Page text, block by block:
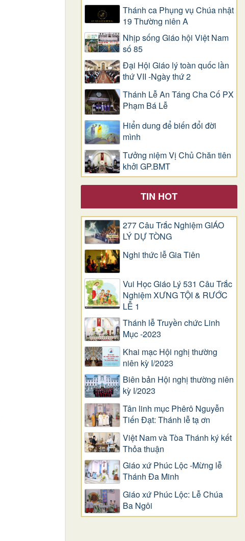
Thánh ca Phụng vụ Chúa nhật
19 Thường niên A
Nhịp sống Giáo hội Việt Nam
số 85
Đại Hội Giáo lý toàn quốc lần
thứ VII -Ngày thứ 2
Thánh Lễ An Táng Cha Cố PX
Phạm Bá Lễ
Hiển dung để biến đổi đời
mình
Tưởng niệm Vị Chủ Chăn tiên
khởi GP.BMT
TIN HOT
277 Câu Trắc Nghiệm GIÁO
LÝ DỰ TÒNG
Nghi thức lễ Gia Tiên
Vui Học Giáo Lý 531 Câu Trắc
Nghiệm XƯNG TỘI & RƯỚC
LỄ 1
Thánh lễ Truyền chức Linh
Mục -2023
Khai mạc Hội nghị thường
niên kỳ I/2023
Biên bản Hội nghị thường niên
kỳ I/2023
Tân linh mục Phêrô Nguyễn
Tiến Đạt: Thánh lễ tạ ơn
Việt Nam và Tòa Thánh ký kết
Thỏa thuận
Giáo xứ Phúc Lộc -Mừng lễ
Thánh Đa Minh
Giáo xứ Phúc Lộc: Lễ Chúa
Ba Ngôi